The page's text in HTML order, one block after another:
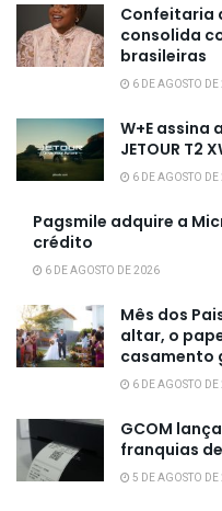
Confeitaria
consolida
brasileiras
6 DE AGOSTO
W+E assina
JETOUR T2
6 DE AGOSTO
Pagsmile adquire a
crédito
6 DE AGOSTO DE 2026
Mês dos
altar, o
casamento
6 DE AGOSTO
GCOM
franquias
5 DE AGOSTO